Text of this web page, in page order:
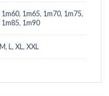
1m60, 1m65, 1m70, 1m75,
1m85, 1m90
M, L,XL,XXL